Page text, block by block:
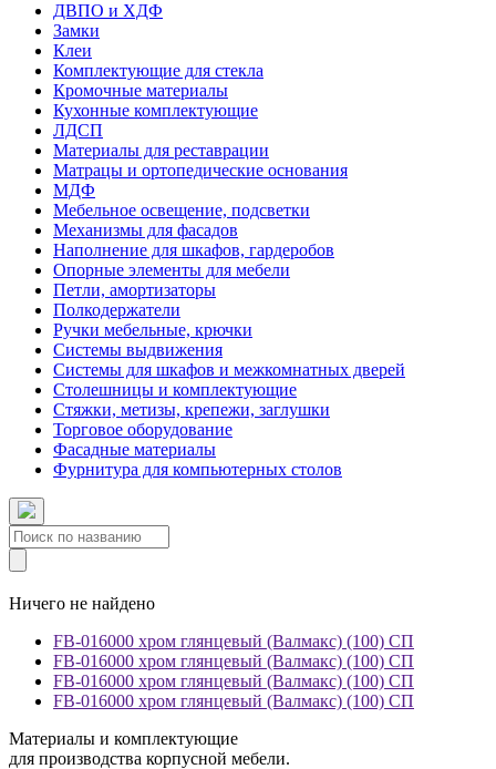
ДВПО и ХДФ
Замки
Клеи
Комплектующие для стекла
Кромочные материалы
Кухонные комплектующие
ЛДСП
Материалы для реставрации
Матрацы и ортопедические основания
МДФ
Мебельное освещение, подсветки
Механизмы для фасадов
Наполнение для шкафов, гардеробов
Опорные элементы для мебели
Петли, амортизаторы
Полкодержатели
Ручки мебельные, крючки
Системы выдвижения
Системы для шкафов и межкомнатных дверей
Столешницы и комплектующие
Стяжки, метизы, крепежи, заглушки
Торговое оборудование
Фасадные материалы
Фурнитура для компьютерных столов
Ничего не найдено
FB-016000 хром глянцевый (Валмакс) (100) СП
FB-016000 хром глянцевый (Валмакс) (100) СП
FB-016000 хром глянцевый (Валмакс) (100) СП
FB-016000 хром глянцевый (Валмакс) (100) СП
Материалы и комплектующие
для производства корпусной мебели.